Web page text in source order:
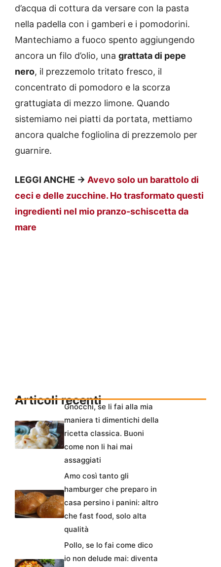
d’acqua di cottura da versare con la pasta
nella padella con i gamberi e i pomodorini.
Mantechiamo a fuoco spento aggiungendo
ancora un filo d’olio, una grattata di pepe
nero, il prezzemolo tritato fresco, il
concentrato di pomodoro e la scorza
grattugiata di mezzo limone. Quando
sistemiamo nei piatti da portata, mettiamo
ancora qualche fogliolina di prezzemolo per
guarnire.
LEGGI ANCHE -> Avevo solo un barattolo di
ceci e delle zucchine. Ho trasformato questi
ingredienti nel mio pranzo-schiscetta da
mare
Articoli recentiGnocchi, se li fai alla mia
maniera ti dimentichi della
ricetta classica. Buoni
come non li hai mai
assaggiati
Amo così tanto gli
hamburger che preparo in
casa persino i panini: altro
che fast food, solo alta
qualità
Pollo, se lo fai come dico
io non delude mai: diventa